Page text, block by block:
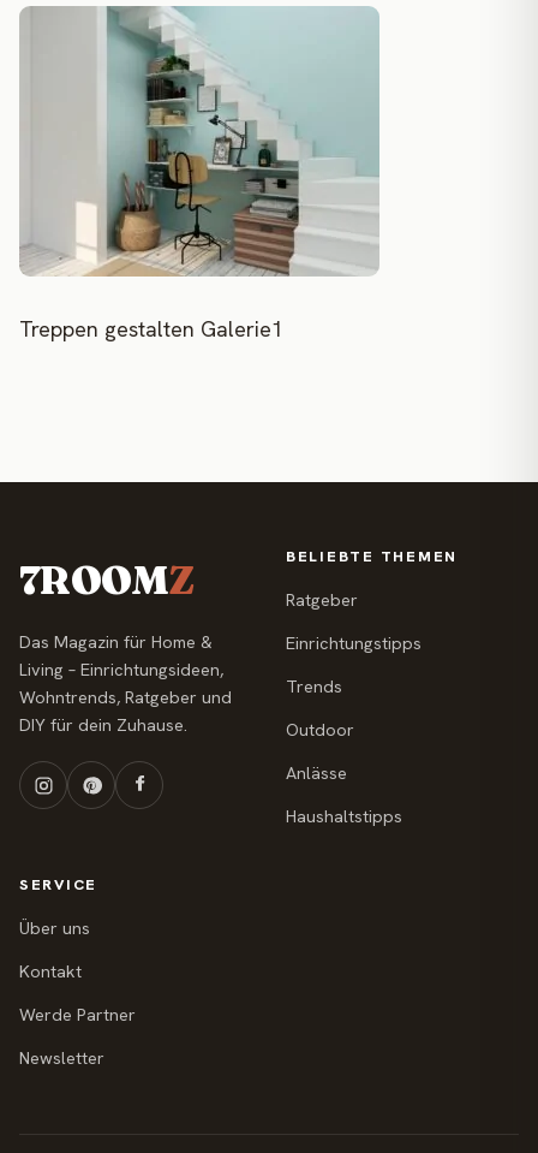
Treppen gestalten Galerie1
7ROOMZ
Das Magazin für Home &
Living – Einrichtungsideen,
Wohntrends, Ratgeber und
DIY für dein Zuhause.
BELIEBTE THEMEN
Ratgeber
Einrichtungstipps
Trends
Outdoor
Anlässe
Haushaltstipps
SERVICE
Über uns
Kontakt
Werde Partner
Newsletter